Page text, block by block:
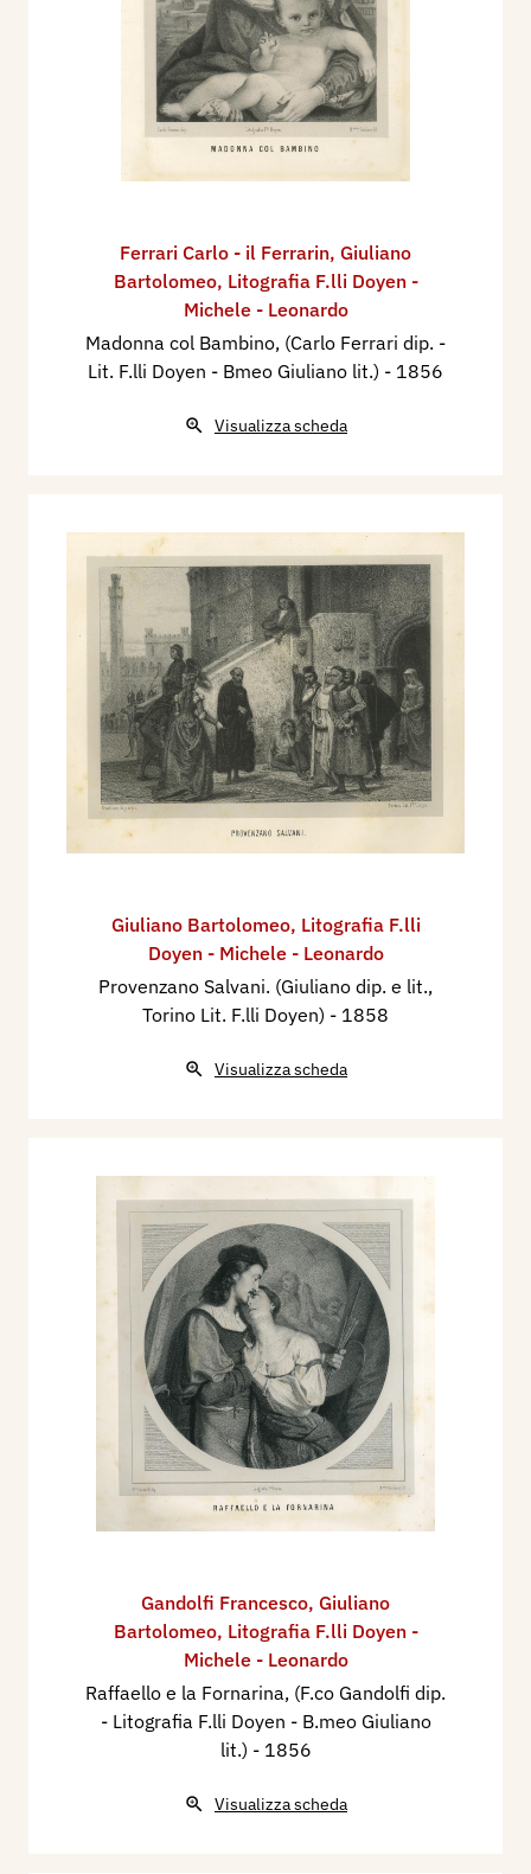
Ferrari Carlo - il Ferrarin, Giuliano
Bartolomeo, Litografia F.lli Doyen -
Michele - Leonardo
Madonna col Bambino, (Carlo Ferrari dip. -
Lit. F.lli Doyen - Bmeo Giuliano lit.) - 1856
Visualizza scheda
Giuliano Bartolomeo, Litografia F.lli
Doyen - Michele - Leonardo
Provenzano Salvani. (Giuliano dip. e lit.,
Torino Lit. F.lli Doyen) - 1858
Visualizza scheda
Gandolfi Francesco, Giuliano
Bartolomeo, Litografia F.lli Doyen -
Michele - Leonardo
Raffaello e la Fornarina, (F.co Gandolfi dip.
- Litografia F.lli Doyen - B.meo Giuliano
lit.) - 1856
Visualizza scheda